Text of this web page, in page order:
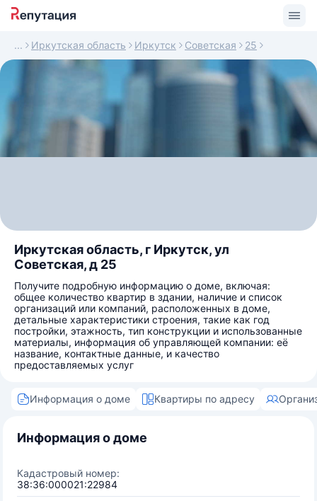
Иркутская область Иркутск Советская 25
Иркутская область, г Иркутск, ул
Советская, д 25
Получите подробную информацию о доме, включая:
общее количество квартир в здании, наличие и список
организаций или компаний, расположенных в доме,
детальные характеристики строения, такие как год
постройки, этажность, тип конструкции и использованные
материалы, информация об управляющей компании: её
название, контактные данные, и качество
предоставляемых услуг
Информация о доме Квартиры по адресу
Информация о доме
Кадастровый номер:
38:36:000021:22984